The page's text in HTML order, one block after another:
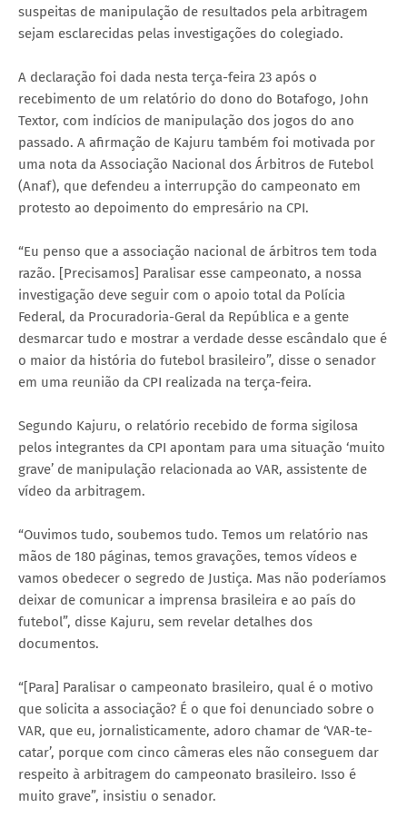
suspeitas de manipulação de resultados pela arbitragem
sejam esclarecidas pelas investigações do colegiado.
A declaração foi dada nesta terça-feira 23 após o
recebimento de um relatório do dono do Botafogo, John
Textor, com indícios de manipulação dos jogos do ano
passado. A afirmação de Kajuru também foi motivada por
uma nota da Associação Nacional dos Árbitros de Futebol
(Anaf), que defendeu a interrupção do campeonato em
protesto ao depoimento do empresário na CPI.
“Eu penso que a associação nacional de árbitros tem toda
razão. [Precisamos] Paralisar esse campeonato, a nossa
investigação deve seguir com o apoio total da Polícia
Federal, da Procuradoria-Geral da República e a gente
desmarcar tudo e mostrar a verdade desse escândalo que é
o maior da história do futebol brasileiro”, disse o senador
em uma reunião da CPI realizada na terça-feira.
Segundo Kajuru, o relatório recebido de forma sigilosa
pelos integrantes da CPI apontam para uma situação ‘muito
grave’ de manipulação relacionada ao VAR, assistente de
vídeo da arbitragem.
“Ouvimos tudo, soubemos tudo. Temos um relatório nas
mãos de 180 páginas, temos gravações, temos vídeos e
vamos obedecer o segredo de Justiça. Mas não poderíamos
deixar de comunicar a imprensa brasileira e ao país do
futebol”, disse Kajuru, sem revelar detalhes dos
documentos.
“[Para] Paralisar o campeonato brasileiro, qual é o motivo
que solicita a associação? É o que foi denunciado sobre o
VAR, que eu, jornalisticamente, adoro chamar de ‘VAR-te-
catar’, porque com cinco câmeras eles não conseguem dar
respeito à arbitragem do campeonato brasileiro. Isso é
muito grave”, insistiu o senador.